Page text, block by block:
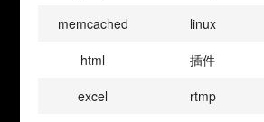
memcached
linux
html
插件
excel
rtmp